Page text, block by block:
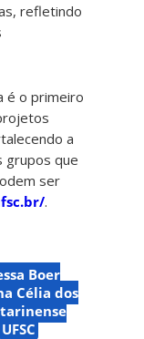
refletindo
é o primeiro
a
grupos que
ser
.
Boer
Célia dos
UFSC